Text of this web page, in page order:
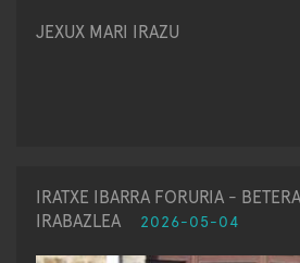
JEXUX MARI IRAZU
IRATXE IBARRA FORURIA -
IRABAZLEA
2026-05-04